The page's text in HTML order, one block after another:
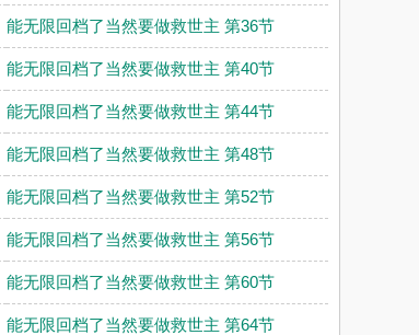
能无限回档了当然要做救世主 第36节
能无限回档了当然要做救世主 第40节
能无限回档了当然要做救世主 第44节
能无限回档了当然要做救世主 第48节
能无限回档了当然要做救世主 第52节
能无限回档了当然要做救世主 第56节
能无限回档了当然要做救世主 第60节
能无限回档了当然要做救世主 第64节